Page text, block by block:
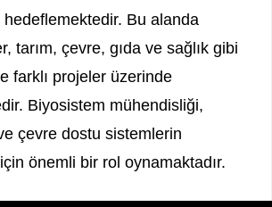
hedeflemektedir. Bu alanda
tarım, çevre, gıda ve sağlık gibi
farklı projeler üzerinde
Biyosistem mühendisliği,
çevre dostu sistemlerin
önemli bir rol oynamaktadır.